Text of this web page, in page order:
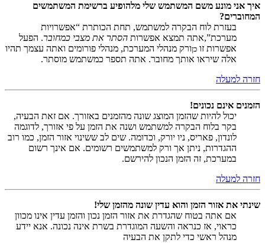
איך אני מונע משם המשתמש שלי מלהופיע ברשימת המשתמשים
המחוברים?
בעזרת לוח הבקרה למשתמש, תחת הכותרת “אפשרויות
מערכת”,אתה תמצא אפשרות הסתר את מצבי כמחובר. הפעל
אפשרות זו כןורק מנהלי המערכת, מנהלי פורומים ואתה עצמך תהיו
אלה שיראו אותך מחובר. אתה תספר כמשתמש מוסתר.
חזרה למעלה
הזמנים אינם נכונים!
יכול להיות שהזמן המוצג שונה מהזמנים באזורך. אם זאת הבעיה,
בקר בלוח הבקרה למשתמש ושנה את הזמן על פי אזורך, לדוגמה
לונדון, פאריס, ניו יורק, וכדומה. שים לב ששינוי אזור הזמן, כמו רוב
ההגדרות, ניתן אך ורק למשתמשים רשומים. אם אינך רשום
במערכת, זה הזמן הנכון להירשם.
חזרה למעלה
שינתי את אזור הזמן והוא עדין שונה מהזמן שלי!
אם אתה בטוח שהגדרת את אזור הזמן נכון והזמן עדין אינו מכוון
כראוי, אז כנראה והשעה המוגדרת בשרת אינה נכונה. אנא יידע
מנהל ראשי כדי לתקן את הבעיה